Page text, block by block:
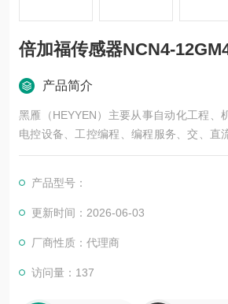
倍加福传感器NCN4-
产品简介
黑雁（HEYYEN）主要从事自动化工程、
电控设备、工控编程、编程服务、交、直
化控制系统及其装置的研究与服务，不
目，还可为用户设计开发*的自动化控制系
代化电控设备。
服务行业涉及冶金、石油、化工、纺织、
倍加福传感器NCN4-12GM40-Z0
产品型号：
更新时间：2026-06-03
厂商性质：代理商
访问量：137